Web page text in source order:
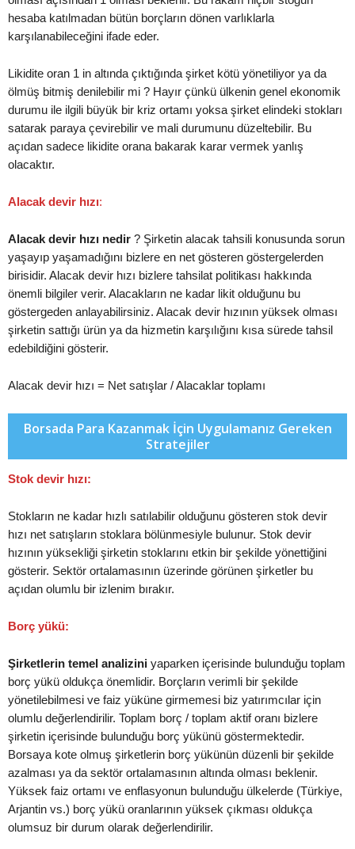
hesaba katılmadan bütün borçların dönen varlıklarla
karşılanabileceğini ifade eder.
Likidite oran 1 in altında çıktığında şirket kötü yönetiliyor ya da
ölmüş bitmiş denilebilir mi ? Hayır çünkü ülkenin genel ekonomik
durumu ile ilgili büyük bir kriz ortamı yoksa şirket elindeki stokları
satarak paraya çevirebilir ve mali durumunu düzeltebilir. Bu
açıdan sadece likidite orana bakarak karar vermek yanlış
olacaktır.
Alacak devir hızı:
Alacak devir hızı nedir ? Şirketin alacak tahsili konusunda sorun
yaşayıp yaşamadığını bizlere en net gösteren göstergelerden
birisidir. Alacak devir hızı bizlere tahsilat politikası hakkında
önemli bilgiler verir. Alacakların ne kadar likit olduğunu bu
göstergeden anlayabilirsiniz. Alacak devir hızının yüksek olması
şirketin sattığı ürün ya da hizmetin karşılığını kısa sürede tahsil
edebildiğini gösterir.
Alacak devir hızı = Net satışlar / Alacaklar toplamı
Borsada Para Kazanmak İçin Uygulamanız Gereken
Stratejiler
Stok devir hızı:
Stokların ne kadar hızlı satılabilir olduğunu gösteren stok devir
hızı net satışların stoklara bölünmesiyle bulunur. Stok devir
hızının yüksekliği şirketin stoklarını etkin bir şekilde yönettiğini
gösterir. Sektör ortalamasının üzerinde görünen şirketler bu
açıdan olumlu bir izlenim bırakır.
Borç yükü:
Şirketlerin temel analizini yaparken içerisinde bulunduğu toplam
borç yükü oldukça önemlidir. Borçların verimli bir şekilde
yönetilebilmesi ve faiz yüküne girmemesi biz yatırımcılar için
olumlu değerlendirilir. Toplam borç / toplam aktif oranı bizlere
şirketin içerisinde bulunduğu borç yükünü göstermektedir.
Borsaya kote olmuş şirketlerin borç yükünün düzenli bir şekilde
azalması ya da sektör ortalamasının altında olması beklenir.
Yüksek faiz ortamı ve enflasyonun bulunduğu ülkelerde (Türkiye,
Arjantin vs.) borç yükü oranlarının yüksek çıkması oldukça
olumsuz bir durum olarak değerlendirilir.